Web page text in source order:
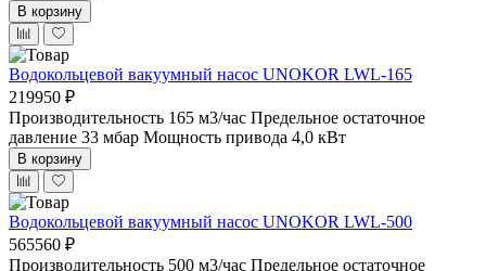
В корзину
Водокольцевой вакуумный насос UNOKOR LWL-165
219950 ₽
Производительность 165 м3/час Предельное остаточное
давление 33 мбар Мощность привода 4,0 кВт
В корзину
Водокольцевой вакуумный насос UNOKOR LWL-500
565560 ₽
Производительность 500 м3/час Предельное остаточное